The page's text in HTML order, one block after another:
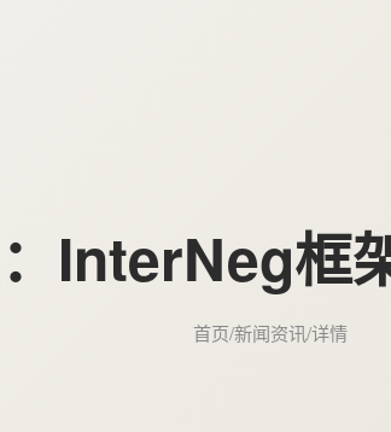
InterNeg框
首页/新闻资讯/详情